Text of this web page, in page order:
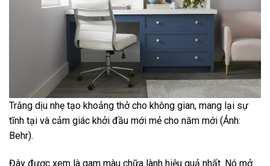
Trắng dịu nhẹ tạo khoảng thở cho không gian, mang lại sự
tĩnh tại và cảm giác khởi đầu mới mẻ cho năm mới (Ảnh:
Behr).
Đây được xem là gam màu chữa lành hiệu quả nhất. Nó mở